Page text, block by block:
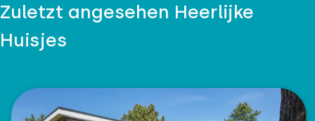
Zuletzt angesehen Heerlijke
Huisjes